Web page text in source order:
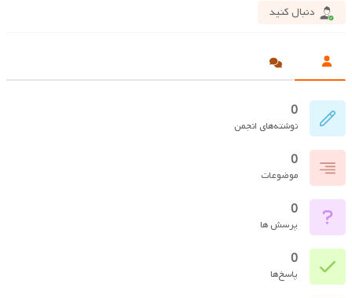
دنبال کنید
0
نوشته‌های انجمن
0
موضوعات
0
پرسش ها
0
پاسخ‌ها